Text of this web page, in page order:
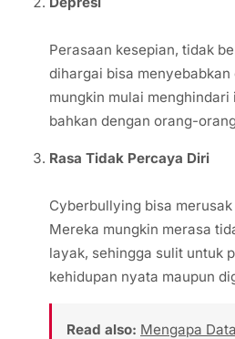
Perasaan kesepian, tidak
dihargai bisa menyebabkan
mungkin mulai menghindari
bahkan dengan orang-
Rasa Tidak Percaya Diri
Cyberbullying bisa
Mereka mungkin merasa
layak, sehingga sulit untuk
kehidupan nyata maupun
Read also: Mengapa